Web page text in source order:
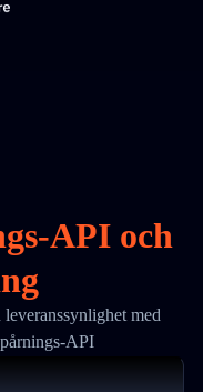
API och
med
API